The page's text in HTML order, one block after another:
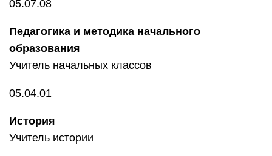
05.07.08
Педагогика и методика начального
образования
Учитель начальных классов
05.04.01
История
Учитель истории